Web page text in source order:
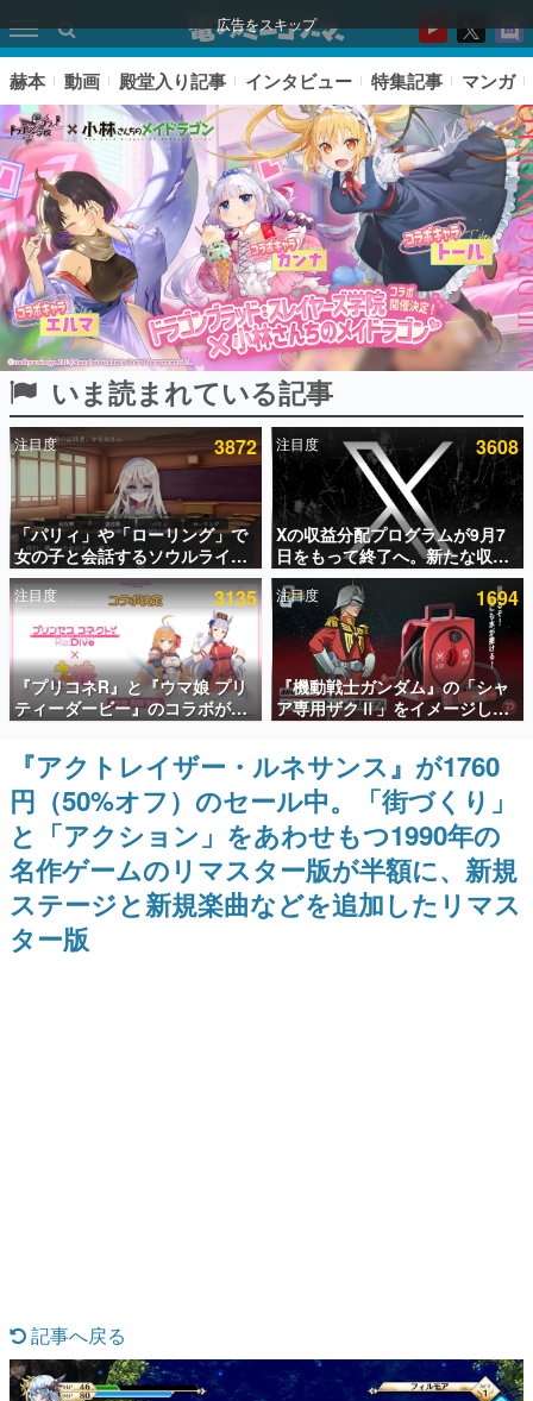
広告をスキップ
ピックアップ
電ファミのいま読まれている記事ランキング
アプリセール情報
インタビュー
連載・特集一覧
殿堂入り記事
SNS拡散数が数千以上！ ページビュー数万以上！ などな
ど。多くの人々に読まれた、電ファミ渾身の“殿堂入り”記
事をまとめました。
ゲームの企画書
名作ゲームクリエイターの方々に製作時のエピソードをお
聞きし、ヒットする企画（ゲーム）とは何か？を探ってい
きます。
赫本
この物語を解いてはいけない。『赫本』は、〈試験問題〉
の形をした短編ホラー小説集です。
具体的な形から解き明かしていく、硬派で骨太な評論連載
です。
赫本 動画 殿堂入り記事 インタビュー 特集記事 マンガ
いま読まれている記事
注目度 3872
「パリィ」や「ローリング」で
女の子と会話するソウルライク
恋愛ゲーム『小早川さんはソウ
ルライク』無料公開。返事に失
敗すると「YOU DIED」
注目度 3608
Xの収益分配プログラムが9月7
日をもって終了へ。新たな収益
化制度「Original Content
Rewards Program」を発表
注目度 3135
『プリコネR』と『ウマ娘 プリ
ティーダービー』のコラボが決
定！“最大170連無料”の8.5周年
キャンペーンなども発表
注目度 1694
『機動戦士ガンダム』の「シャ
ア専用ザクⅡ」をイメージした
散水ホースリールが予約開始。
本体にはシャアのパーソナルマ
ークやジオン公国軍のエンブレ
ム、型式番号などを配置
『アクトレイザー・ルネサンス』が1760
円（50%オフ）のセール中。「街づくり」
と「アクション」をあわせもつ1990年の
名作ゲームのリマスター版が半額に、新規
ステージと新規楽曲などを追加したリマス
ター版
記事へ戻る